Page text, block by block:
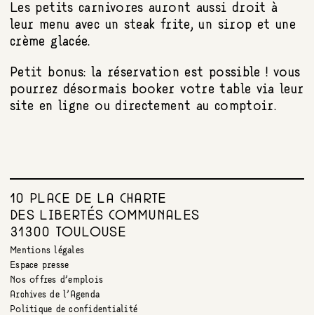
Les petits carnivores auront aussi droit à
leur menu avec un steak frite, un sirop et une
crème glacée.
Petit bonus: la réservation est possible ! vous
pourrez désormais booker votre table via leur
site en ligne ou directement au comptoir.
10 PLACE DE LA CHARTE
DES LIBERTÉS COMMUNALES
31300 TOULOUSE
Mentions légales
Espace presse
Nos offres d’emplois
Archives de l’Agenda
Politique de confidentialité